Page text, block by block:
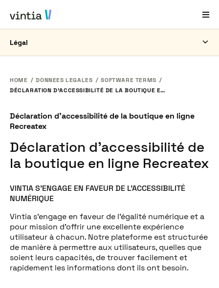
Aide et Assistance
EN FR DE
Solutions
Études de cas
Nouveautés et événements
Contact
Légal
HOME DONNEES LEGALES
SOFTWARE TERMS
DÉCLARATION D’ACCESSIBILITÉ DE LA BOUTIQUE EN LIGNE RECREATEX
Déclaration d’accessibilité de la boutique en ligne
Recreatex
Déclaration d’accessibilité de
la boutique en ligne Recreatex
VINTIA S’ENGAGE EN FAVEUR DE L’ACCESSIBILITÉ
NUMÉRIQUE
Vintia s’engage en faveur de l’égalité numérique et a
pour mission d’offrir une excellente expérience
utilisateur à chacun. Notre plateforme est structurée
de manière à permettre aux utilisateurs, quelles que
soient leurs capacités, de trouver facilement et
rapidement les informations dont ils ont besoin.